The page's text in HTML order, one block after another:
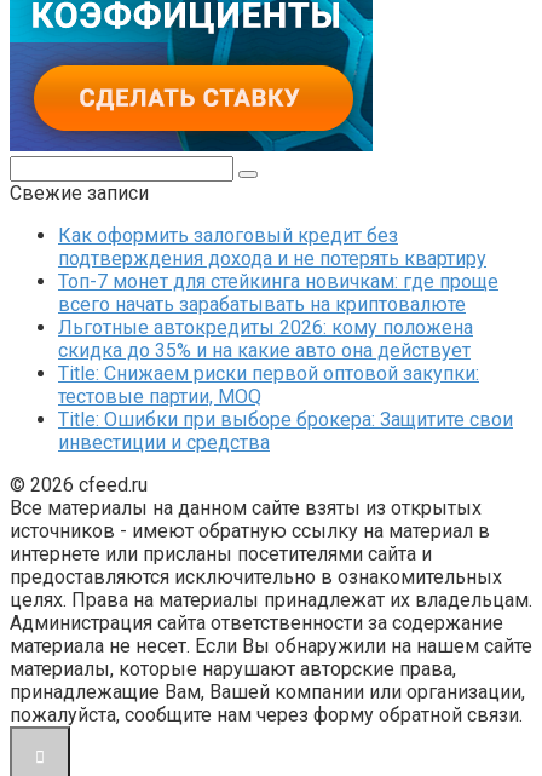
Свежие записи
Как оформить залоговый кредит без
подтверждения дохода и не потерять квартиру
Топ-7 монет для стейкинга новичкам: где проще
всего начать зарабатывать на криптовалюте
Льготные автокредиты 2026: кому положена
скидка до 35% и на какие авто она действует
Title: Снижаем риски первой оптовой закупки:
тестовые партии, MOQ
Title: Ошибки при выборе брокера: Защитите свои
инвестиции и средства
© 2026 cfeed.ru
Все материалы на данном сайте взяты из открытых
источников - имеют обратную ссылку на материал в
интернете или присланы посетителями сайта и
предоставляются исключительно в ознакомительных
целях. Права на материалы принадлежат их владельцам.
Администрация сайта ответственности за содержание
материала не несет. Если Вы обнаружили на нашем сайте
материалы, которые нарушают авторские права,
принадлежащие Вам, Вашей компании или организации,
пожалуйста, сообщите нам через форму обратной связи.